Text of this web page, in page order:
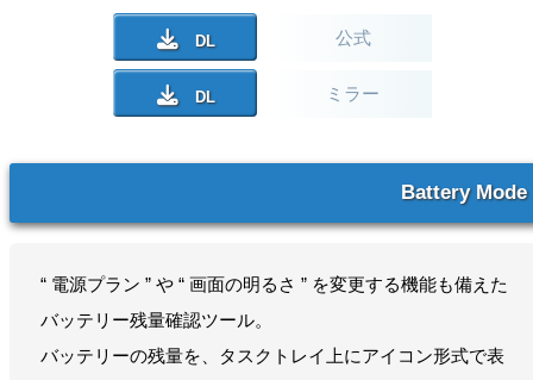
公式
ミラー
Battery Mode
“ 電源プラン ” や “ 画面の明るさ ” を変更する機能も備えた
バッテリー残量確認ツール。
バッテリーの残量を、タスクトレイ上にアイコン形式で表